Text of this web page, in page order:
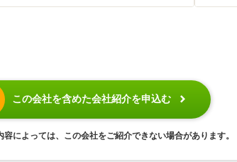
この会社を含めた会社紹介を申込む
によっては、この会社をご紹介できない場合があります。